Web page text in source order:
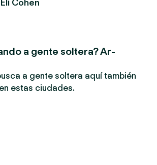
Cohen
a gente soltera? Ar-
a gente soltera aquí también
estas ciudades.